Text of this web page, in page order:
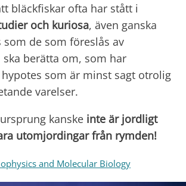
bläckfiskar ofta har stått i
och kuriosa, även ganska
som de som föreslås av
ska berätta om, som har
som är minst sagt otrolig
varelser.
kanske inte är jordligt
utomjordingar från rymden!
and Molecular Biology